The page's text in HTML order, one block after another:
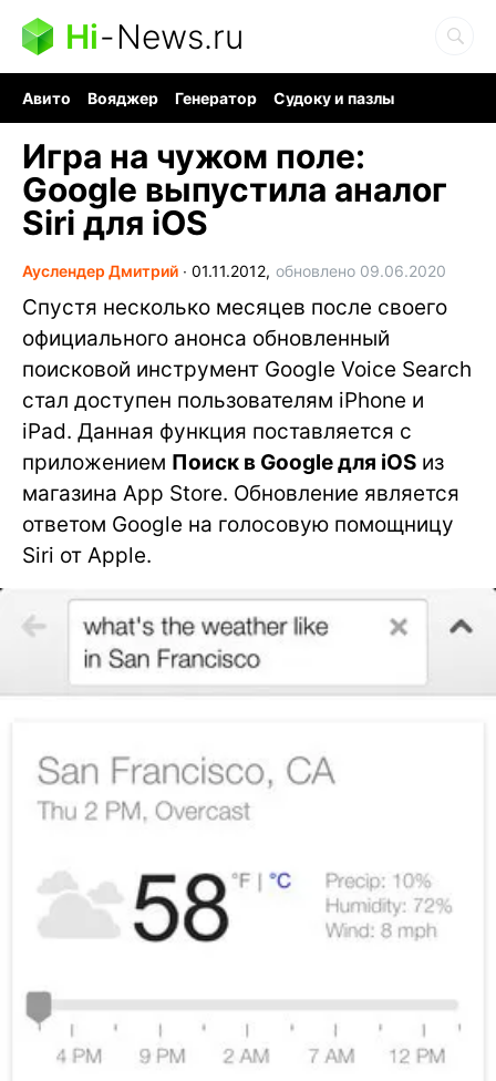
Hi-News.ru
Авито Вояджер Генератор
Судоку и пазлы
Игра на чужом поле:
Google выпустила аналог
Siri для iOS
Ауслендер Дмитрий ∙ 01.11.2012, обновлено 09.06.2020
Спустя несколько месяцев после своего
официального анонса обновленный
поисковой инструмент Google Voice Search
стал доступен пользователям iPhone и
iPad. Данная функция поставляется с
приложением Поиск в Google для iOS из
магазина App Store. Обновление является
ответом Google на голосовую помощницу
Siri от Apple.